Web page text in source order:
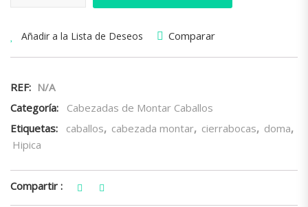
Añadir a la Lista de Deseos Comparar
REF: N/A
Categoría:
Cabezadas de Montar Caballos
Etiquetas:
caballos, cabezada montar, cierrabocas, doma,
Hipica
Compartir :